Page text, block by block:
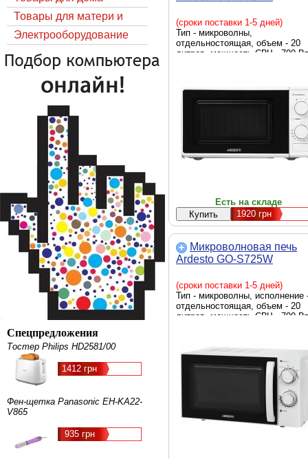
Товары для матери и
ребёнка
Электрооборудование
Спецпредложения
Тостер Philips HD2581/00
1412 грн
Фен-щетка Panasonic EH-KA22-
V865
935 грн
(сроки поставки 1-5 дней)
Тип - микроволны,
отдельностоящая, объем - 20
литров, мощность СВЧ - 700
245 мм, габариты - 24.3 x 46.6
33.6 см, вес - 9.5 кг, белый
Есть на складе
1920 грн
Микроволновая печь
Ardesto GO-S725W
(сроки поставки 1-5 дней)
Тип - микроволны, исполнение
отдельностоящая, объем - 20
литров, мощность СВЧ - 700
мм, Цвет - белый